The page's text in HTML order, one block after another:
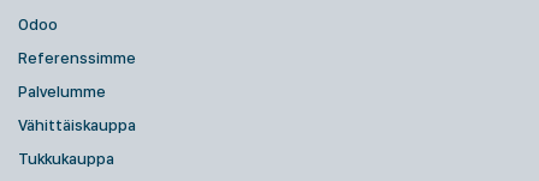
Odoo
Referenssimme
Palvelumme
Vähittäiskauppa
Tukkukauppa